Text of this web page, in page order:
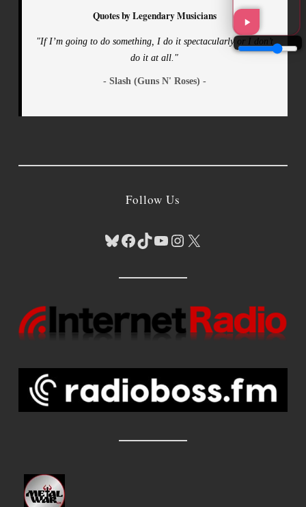
Quotes by Legendary Musicians
"If I’m going to do something, I do it spectacularly or I don’t
do it at all."
- Slash (Guns N' Roses) -
Follow Us